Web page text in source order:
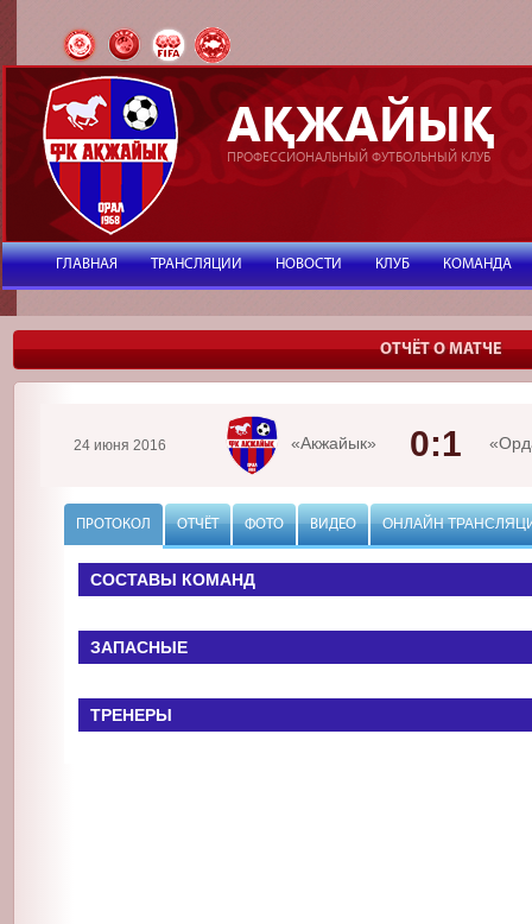
АҚЖАЙЫҚ
ПРОФЕССИОНАЛЬНЫЙ ФУТБОЛЬНЫЙ КЛУБ
ГЛАВНАЯ ТРАНСЛЯЦИИ НОВОСТИ КЛУБ КОМАНДА
ОТЧЁТ О МАТЧЕ
24 июня 2016 «Акжайык» 0:1
ПРОТОКОЛ ОТЧЁТ ФОТО ВИДЕО ОНЛАЙН
СОСТАВЫ КОМАНД
ЗАПАСНЫЕ
ТРЕНЕРЫ
Июнь Июль